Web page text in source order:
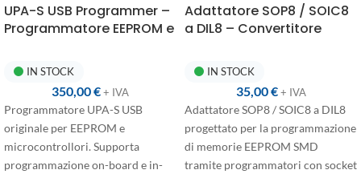
UPA-S USB Programmer –
Programmatore EEPROM e
Multimarca
IN STOCK
350,00€+ IVA
Programmatore UPA-S USB
originale per EEPROM e
microcontrollori. Supporta
programmazione on-board e in-
Adattatore SOP8 / SOIC8
a DIL8 – Convertitore
Programmazione
IN STOCK
35,00€ + IVA
Adattatore SOP8 / SOIC8 a DIL8
progettato per la programmazione
di memorie EEPROM SMD
tramite programmatori con socket